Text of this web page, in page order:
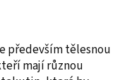
především tělesnou
mají různou